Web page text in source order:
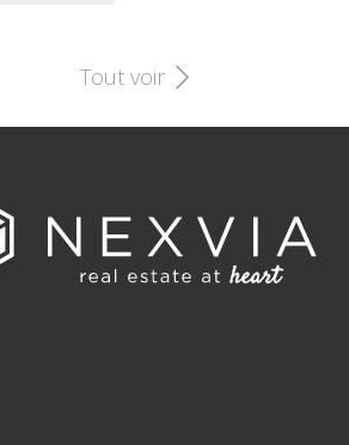
Tout voir